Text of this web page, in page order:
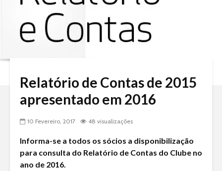
Relatório de Contas de 2015
apresentado em 2016
10 Fevereiro, 2017 48 visualizações
Informa-se a todos os sócios a disponibilização
para consulta do Relatório de Contas do Clube no
ano de 2016.